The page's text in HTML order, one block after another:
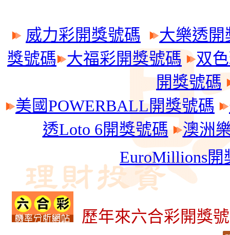
威力彩開獎號碼
大樂透開
獎號碼
大福彩開獎號碼
双
開獎號碼
美國POWERBALL開獎號碼
透Loto 6開獎號碼
澳洲
EuroMillions開
歷年來六合彩開獎